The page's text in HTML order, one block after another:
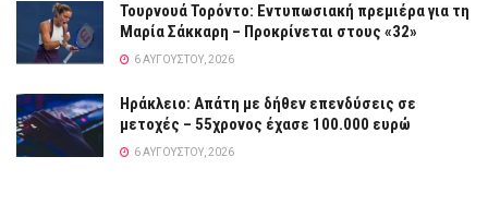
Τουρνουά Τορόντο: Εντυπωσιακή πρεμιέρα για τη
Μαρία Σάκκαρη – Προκρίνεται στους «32»
6 ΑΥΓΟΎΣΤΟΥ, 2026
Ηράκλειο: Απάτη με δήθεν επενδύσεις σε
μετοχές – 55χρονος έχασε 100.000 ευρώ
6 ΑΥΓΟΎΣΤΟΥ, 2026